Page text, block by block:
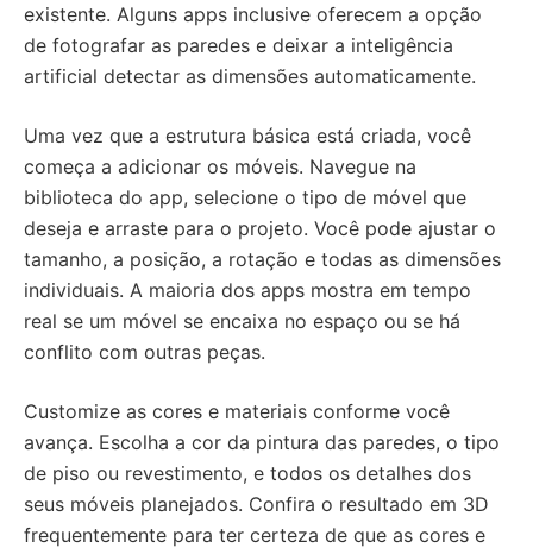
existente. Alguns apps inclusive oferecem a opção
de fotografar as paredes e deixar a inteligência
artificial detectar as dimensões automaticamente.
Uma vez que a estrutura básica está criada, você
começa a adicionar os móveis. Navegue na
biblioteca do app, selecione o tipo de móvel que
deseja e arraste para o projeto. Você pode ajustar o
tamanho, a posição, a rotação e todas as dimensões
individuais. A maioria dos apps mostra em tempo
real se um móvel se encaixa no espaço ou se há
conflito com outras peças.
Customize as cores e materiais conforme você
avança. Escolha a cor da pintura das paredes, o tipo
de piso ou revestimento, e todos os detalhes dos
seus móveis planejados. Confira o resultado em 3D
frequentemente para ter certeza de que as cores e